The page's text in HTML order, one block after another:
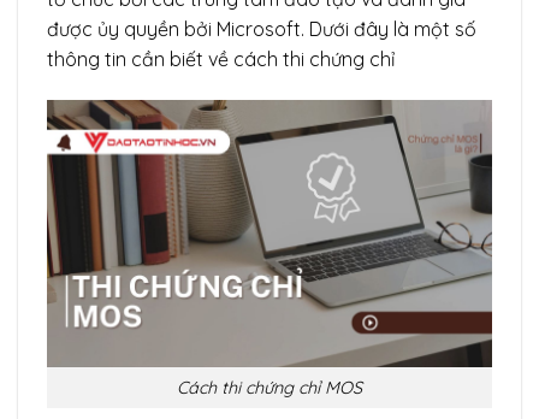
được ủy quyền bởi Microsoft. Dưới đây là một số
thông tin cần biết về cách thi chứng chỉ
Cách thi chứng chỉ MOS